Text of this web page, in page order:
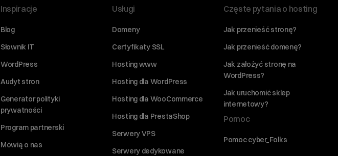
Inspiracje
Blog
Słownik IT
WordPress
Audyt stron
Generator polityki
prywatności
Program partnerski
Mówią o nas
Usługi
Domeny
Certyfikaty SSL
Hosting www
Hosting dla WordPress
Hosting dla WooCommerce
Hosting dla PrestaShop
Serwery VPS
Serwery dedykowane
Częste pytania o hosting
Jak przenieść stronę?
Jak przenieść domenę?
Jak założyć stronę na
WordPress?
Jak uruchomić sklep
internetowy?
Pomoc
Pomoc cyber_Folks